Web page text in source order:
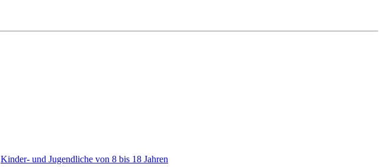
Kinder- und Jugendliche von 8 bis 18 Jahren